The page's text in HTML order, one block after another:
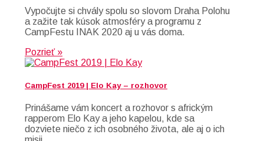
Vypočujte si chvály spolu so slovom Draha Polohu
a zažite tak kúsok atmosféry a programu z
CampFestu INAK 2020 aj u vás doma.
Pozrieť »
CampFest 2019 | Elo Kay – rozhovor
Prinášame vám koncert a rozhovor s africkým
rapperom Elo Kay a jeho kapelou, kde sa
dozviete niečo z ich osobného života, ale aj o ich